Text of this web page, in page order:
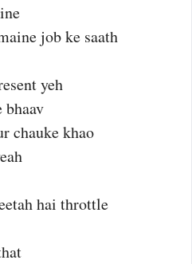
job ke saath
yeh
chauke khao
hai throttle